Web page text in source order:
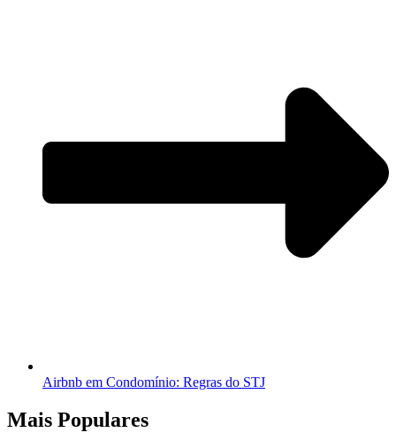
Airbnb em Condomínio: Regras do STJ
Mais Populares